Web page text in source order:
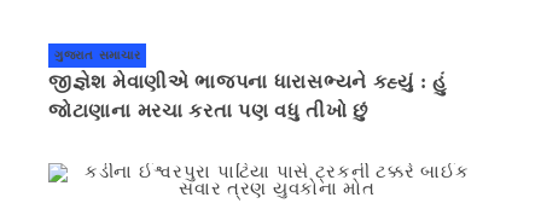
ગુજરાત સમાચાર
જીજ્ઞેશ મેવાણીએ ભાજપના ધારાસભ્યને કહ્યું : હું
જોટાણાના મરચા કરતા પણ વધુ તીખો છું